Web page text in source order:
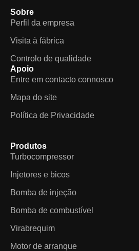
Sobre
Perfil da empresa
Visita à fábrica
Controlo de qualidade
Apoio
Entre em contacto connosco
Mapa do site
Política de Privacidade
Produtos
Turbocompressor
Injetores e bicos
Bomba de injeção
Bomba de combustível
Virabrequim
Motor de arranque